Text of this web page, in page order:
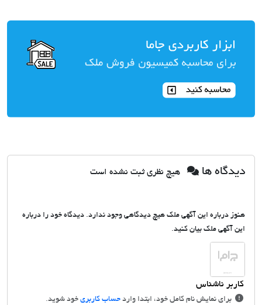
دیدگاه ها هیچ نظری ثبت نشده است
هنوز درباره این آگهی ملک هیچ دیدگاهی وجود ندارد. دیدگاه خود را درباره
این آگهی ملک بیان کنید.
برای نمایش نام کامل خود، ابتدا وارد حساب کاربری خود شوید.